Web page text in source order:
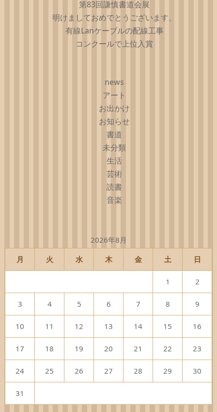
第83回謙慎書道会展
明けましておめでとうございます。
有線Lanケーブルの配線工事
コンクールで上位入賞
news
アート
お出かけ
お知らせ
書道
未分類
生活
芸術
読書
音楽
2026年8月
月 火 水 木 金 土 日
1 2
3 4 5 6 7 8 9
10 11 12 13 14 15 16
17 18 19 20 21 22 23
24 25 26 27 28 29 30
31